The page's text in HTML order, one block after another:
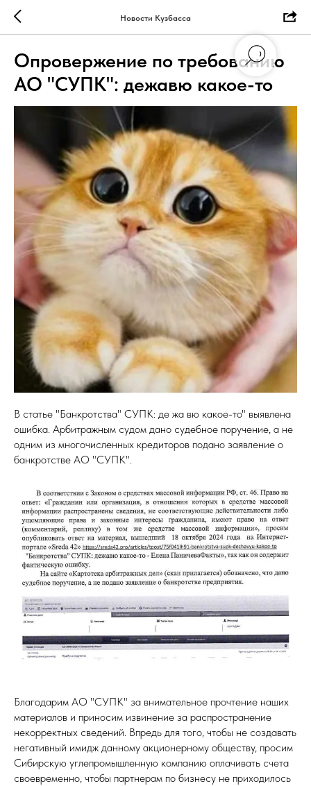
Новости Кузбасса
Опровержение по требованию
АО "СУПК": дежавю какое-то
В статье "Банкротства" СУПК: де жа вю какое-то" выявлена
ошибка. Арбитражным судом дано судебное поручение, а не
одним из многочисленных кредиторов подано заявление о
банкротстве АО "СУПК".
Благодарим АО "СУПК" за внимательное прочтение наших
материалов и приносим извинение за распространение
некорректных сведений. Впредь для того, чтобы не создавать
негативный имидж данному акционерному обществу, просим
Сибирскую углепромышленную компанию оплачивать счета
своевременно, чтобы партнерам по бизнесу не приходилось